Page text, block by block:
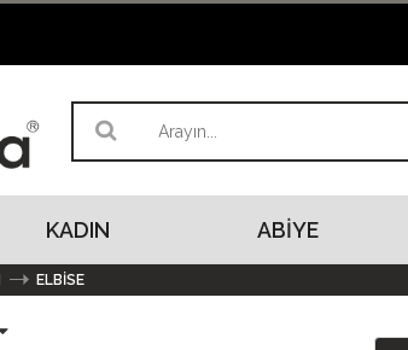
KADIN ABİYE
ELBİSE